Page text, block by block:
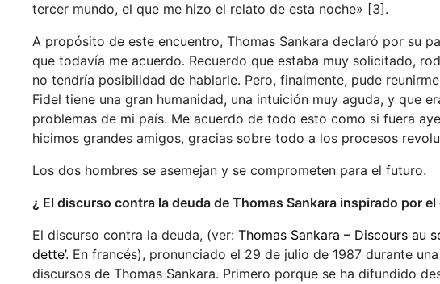
tercer mundo, el que me hizo el relato de esta noche» [3].
A propósito de este encuentro, Thomas Sankara declaró por su
que todavía me acuerdo. Recuerdo que estaba muy solicitado,
no tendría posibilidad de hablarle. Pero, finalmente, pude
Fidel tiene una gran humanidad, una intuición muy aguda, y que
problemas de mi país. Me acuerdo de todo esto como si fuera
hicimos grandes amigos, gracias sobre todo a los procesos
Los dos hombres se asemejan y se comprometen para el futuro.
¿ El discurso contra la deuda de Thomas Sankara inspirado por el
El discurso contra la deuda, (ver:Thomas Sankara – Discours au
dette’. En francés), pronunciado el 29 de julio de 1987 durante
discursos de Thomas Sankara. Primero porque se ha difundido